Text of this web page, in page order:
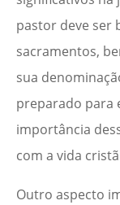
pastor deve ser
sacramentos,
sua
preparado para
importância
com a vida
Outro aspecto